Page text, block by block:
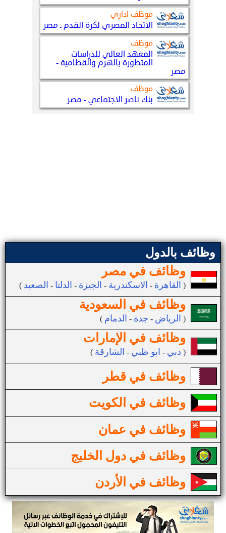
وظائف بالدول
وظائف في مصر
( القاهرة - الاسكندرية - الجيزة - الدلتا - الصعيد )
وظائف في السعودية
( الرياض - جدة - الدمام )
وظائف في الإمارات
( دبي - ابو ظبي - الشارقة )
وظائف في قطر
وظائف في الكويت
وظائف في عمان
وظائف في دول الخليج
وظائف في الأردن